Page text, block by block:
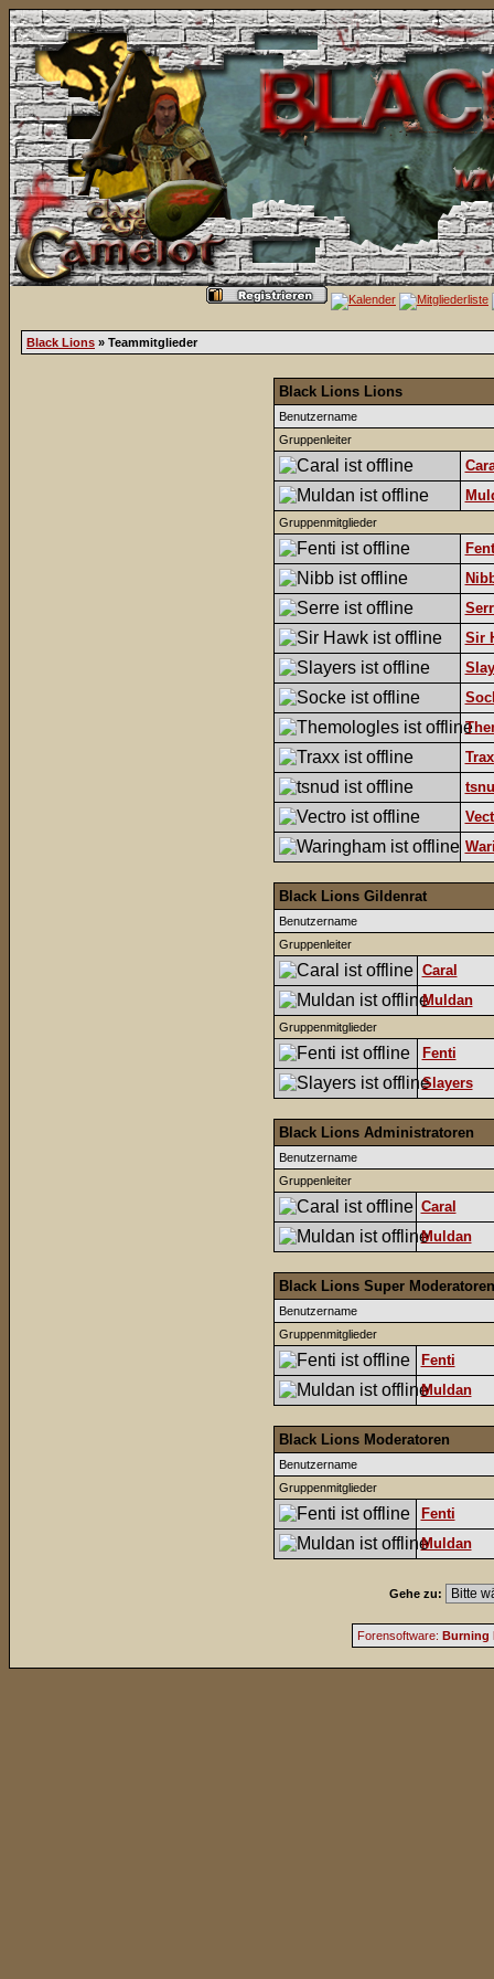
Black Lions » Teammitglieder
Black Lions Lions
Benutzername
Gruppenleiter
Gruppenmitglieder
Sir
Black Lions Gildenrat
Benutzername
Gruppenleiter
Caral
Muldan
Gruppenmitglieder
Fenti
Slayers
Black Lions Administratoren
Benutzername
Gruppenleiter
Caral
Muldan
Black Lions Super Moderatoren
Benutzername
Gruppenmitglieder
Fenti
Muldan
Black Lions Moderatoren
Benutzername
Gruppenmitglieder
Fenti
Muldan
Gehe zu:
Forensoftware: Burning